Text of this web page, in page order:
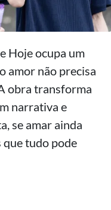
Hoje ocupa um
amor não precisa
obra transforma
narrativa e
se amar ainda
que tudo pode